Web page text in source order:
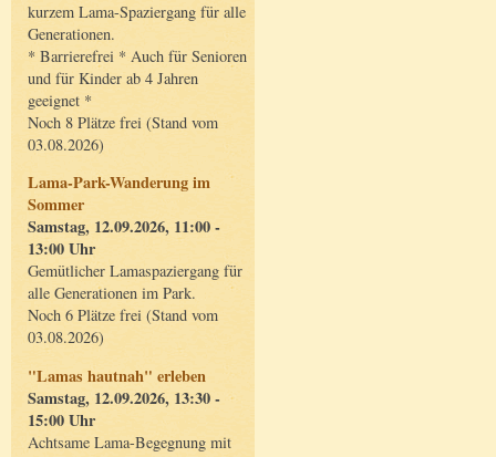
kurzem Lama-Spaziergang für alle
Generationen.
* Barrierefrei * Auch für Senioren
und für Kinder ab 4 Jahren
geeignet *
Noch 8 Plätze frei (Stand vom
03.08.2026)
Lama-Park-Wanderung im
Sommer
Samstag, 12.09.2026, 11:00 -
13:00 Uhr
Gemütlicher Lamaspaziergang für
alle Generationen im Park.
Noch 6 Plätze frei (Stand vom
03.08.2026)
"Lamas hautnah" erleben
Samstag, 12.09.2026, 13:30 -
15:00 Uhr
Achtsame Lama-Begegnung mit